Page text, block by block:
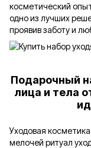
косметический
одно из лучших
проявив заботу и
Подарочный
лица и тела
Уходовая
мелочей ритуал